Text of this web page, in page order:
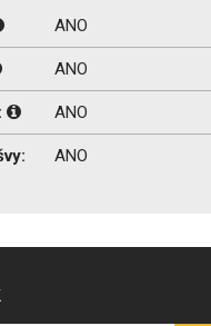
ANO
ANO
ANO
ANO